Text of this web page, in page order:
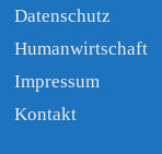
Datenschutz
Humanwirtschaft
Impressum
Kontakt